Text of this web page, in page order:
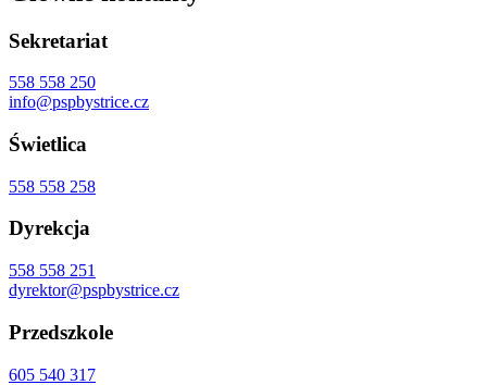
Sekretariat
558 558 250
info@pspbystrice.cz
Świetlica
558 558 258
Dyrekcja
558 558 251
dyrektor@pspbystrice.cz
Przedszkole
605 540 317